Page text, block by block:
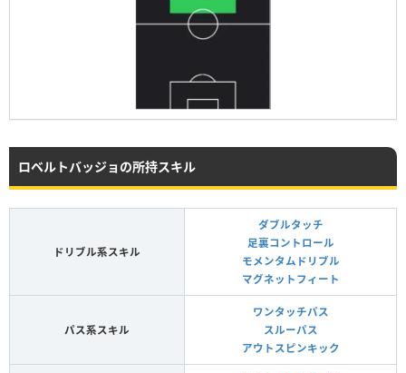
ロベルトバッジョの所持スキル
ドリブル系スキル
ダブルタッチ
足裏コントロール
モメンタムドリブル
マグネットフィート
パス系スキル
ワンタッチパス
スルーパス
アウトスピンキック